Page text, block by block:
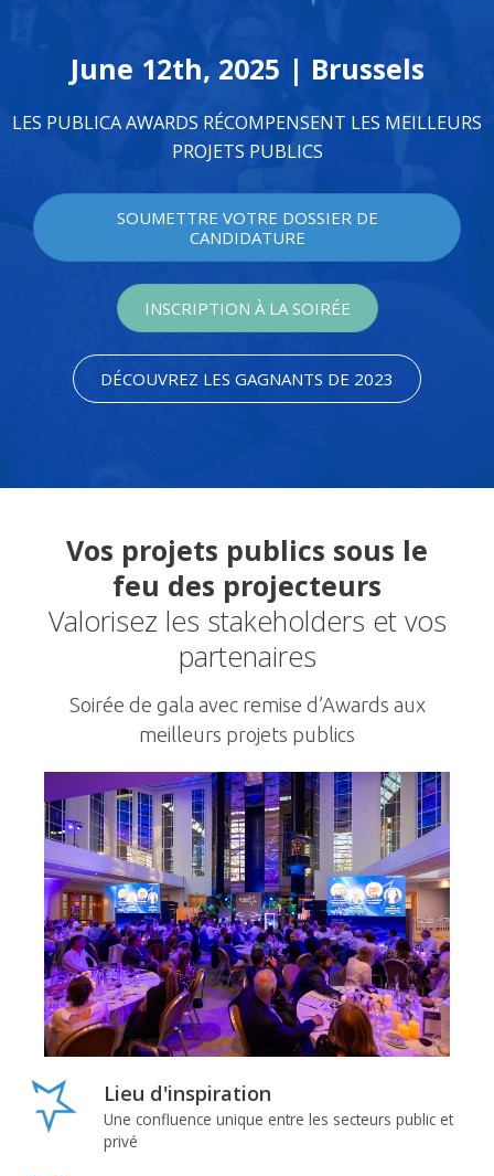
June 12th, 2025 | Brussels
LES PUBLICA AWARDS RÉCOMPENSENT LES MEILLEURS
PROJETS PUBLICS
SOUMETTRE VOTRE DOSSIER DE
CANDIDATURE
INSCRIPTION À LA SOIRÉE
DÉCOUVREZ LES GAGNANTS DE 2023
Vos projets publics sous le
feu des projecteurs
Valorisez les stakeholders et vos
partenaires
Soirée de gala avec remise d’Awards aux
meilleurs projets publics
Lieu d'inspiration
Une confluence unique entre les secteurs public et
privé